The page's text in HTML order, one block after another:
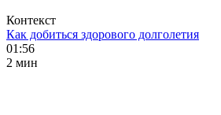
Контекст
Как добиться здорового долголетия
01:56
2 мин